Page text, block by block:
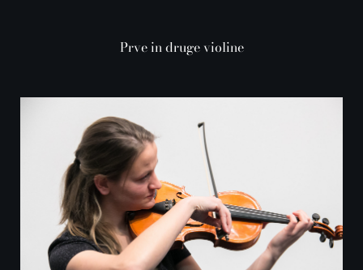
Prve in druge violine